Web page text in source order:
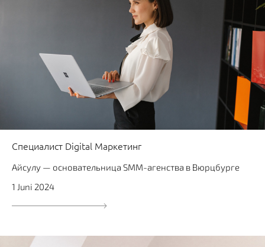
Специалист Digital Маркетинг
Айсулу — основательница SMM-агенства в Вюрцбурге
1 Juni 2024